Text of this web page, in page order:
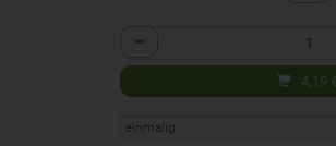
Anzahl
4,19 €